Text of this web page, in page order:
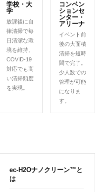
学校・大
学
放課後に自
律清掃で毎
日清潔な環
境を維持。
COVID-19
対応でも高
い清掃頻度
を実現。
コンベン
ションセ
ンター・
アリーナ
イベント前
後の大面積
清掃を短時
間で完了。
少人数での
管理が可能
になりま
す。
ec-H2Oナノクリーン™と
は